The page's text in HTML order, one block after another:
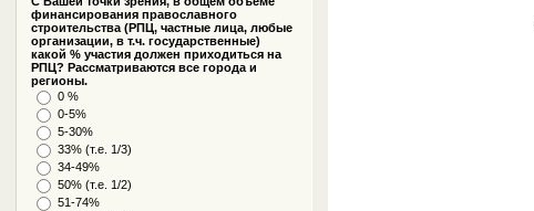
финансирования православного
строительства (РПЦ, частные лица, любые
организации, в т.ч. государственные)
какой % участия должен приходиться на
РПЦ? Рассматриваются все города и
регионы.
0 %
0-5%
5-30%
33% (т.е. 1/3)
34-49%
50% (т.е. 1/2)
51-74%